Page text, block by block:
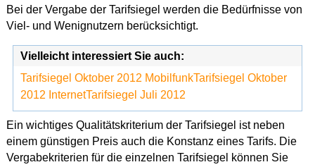
Bei der Vergabe der Tarifsiegel werden die Bedürfnisse von
Viel- und Wenignutzern berücksichtigt.
Vielleicht interessiert Sie auch:
Tarifsiegel Oktober 2012 MobilfunkTarifsiegel Oktober
2012 InternetTarifsiegel Juli 2012
Ein wichtiges Qualitätskriterium der Tarifsiegel ist neben
einem günstigen Preis auch die Konstanz eines Tarifs. Die
Vergabekriterien für die einzelnen Tarifsiegel können Sie